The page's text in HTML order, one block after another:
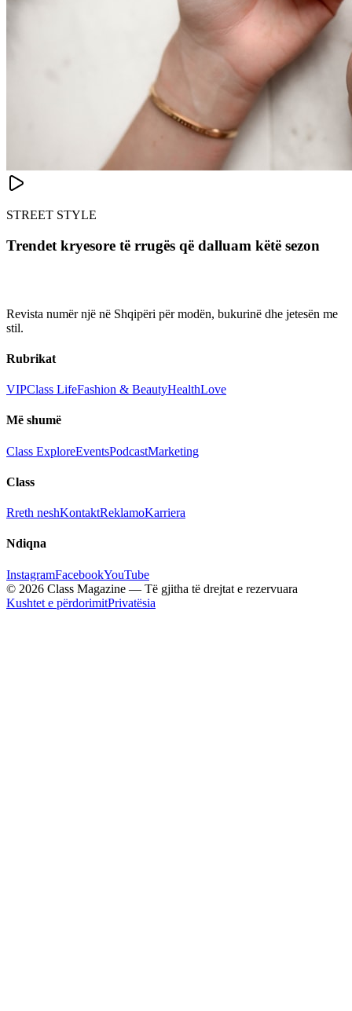
STREET STYLE
Trendet kryesore të rrugës që dalluam këtë sezon
Revista numër një në Shqipëri për modën, bukurinë dhe jetesën me
stil.
Rubrikat
VIPClass LifeFashion & BeautyHealthLove
Më shumë
Class ExploreEventsPodcastMarketing
Class
Rreth neshKontaktReklamoKarriera
Ndiqna
InstagramFacebookYouTube
© 2026 Class Magazine — Të gjitha të drejtat e rezervuara
Kushtet e përdorimitPrivatësia